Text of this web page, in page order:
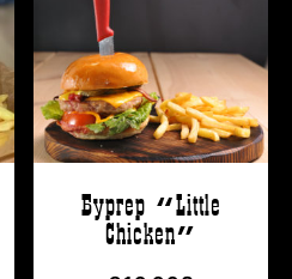
Бургер “Little
Chicken”